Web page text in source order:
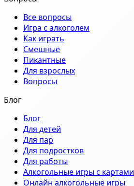
Все вопросы
Игра с алкоголем
Как играть
Смешные
Пикантные
Для взрослых
Вопросы
Блог
Блог
Для детей
Для пар
Для подростков
Для работы
Алкогольные игры с картами
Онлайн алкогольные игры